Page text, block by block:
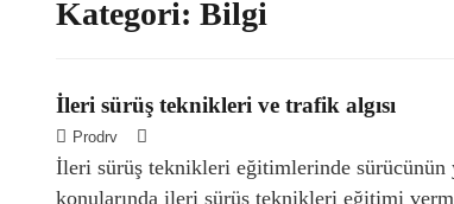
Kategori: Bilgi
İleri sürüş teknikleri ve trafik algısı
Prodrv
İleri sürüş teknikleri eğitimlerinde sürücünün
konularında ileri sürüş teknikleri eğitimi